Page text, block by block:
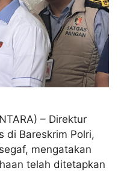
– Direktur
di Bareskrim Polri,
mengatakan
telah ditetapkan